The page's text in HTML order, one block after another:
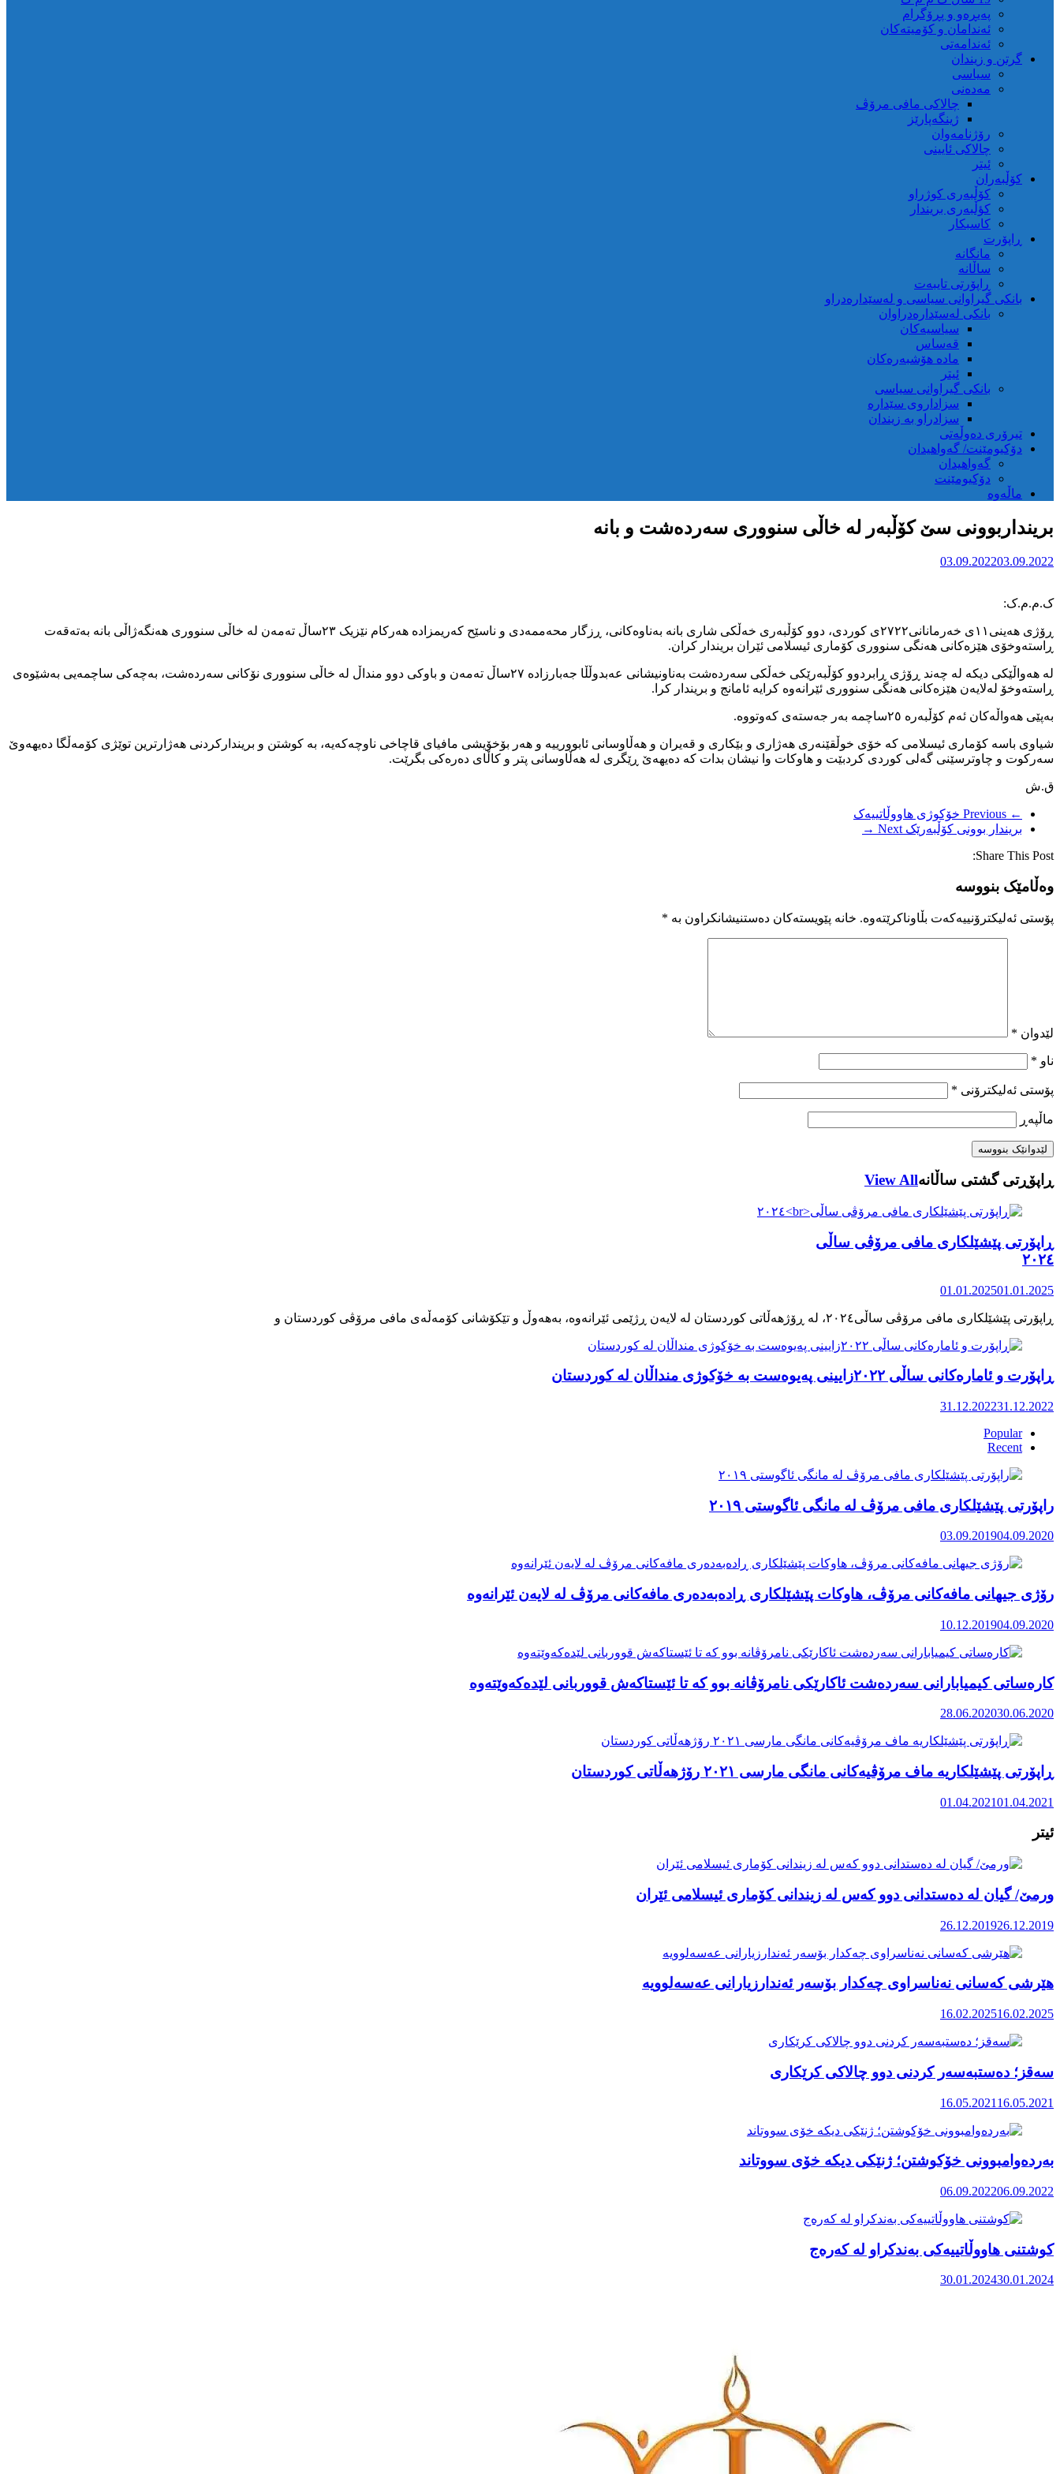
پەیڕەو و پڕۆگرام
ئەندامان و کۆمیتەکان
ئەندامەتی
گرتن و زیندان
سیاسی
مەدەنی
چالاکی مافی مرۆڤ
ژینگەپارێز
رۆژنامەوان
چالاکی ئایینی
ئیتر
کۆڵبەران
کۆڵبەری کوژراو
کؤڵبەری بریندار
کاسبکار
ڕاپۆرت
مانگانە
ساڵانە
ڕاپۆرتی تایبەت
بانکی گیراوانی سیاسی و لەسێدارەدراو
بانکی لەسێدارەدراوان
سیاسیەکان
قەساس
مادە هۆشبەرەکان
ئیتر
بانکی گیراوانی سیاسی
سزاداروی سێدارە
سزادراو بە زیندان
تیرۆری دەوڵەتی
دۆکیومێنت/ گەواهیدان
گەواهیدان
دۆکیومێنت
ماڵەوە
برینداربوونی سێ کۆڵبەر لە خاڵی سنووری سەردەشت و بانە
03.09.202203.09.2022
ک.م.م.ک:
ڕۆژی هەینی١١ی خەرمانانی٢٧٢٢ی کوردی، دوو کۆڵبەری خەڵکی شاری بانە بەناوەکانی، ڕزگار محەممەدی و ناسێح کەریمزادە هەرکام نێزیک ٢٣ساڵ تەمەن لە خاڵی سنووری هەنگەژاڵی بانە بەتەقەت
ڕاستەوخۆی هێزەکانی هەنگی سنووری کۆماری ئیسلامی ئێران بریندار کران.
لە هەواڵێکی دیکە لە چەند ڕۆژی ڕابردوو کۆڵبەرێکی خەڵکی سەردەشت بەناونیشانی عەبدوڵڵا جەبارزادە ٢٧ساڵ تەمەن و باوکی دوو منداڵ لە خاڵی سنووری نۆکانی سەردەشت، بەچەکی ساچمەیی بەشێوەی
ڕاستەوخۆ لەلایەن هێزەکانی هەنگی سنووری ئێرانەوە کرایە ئامانج و بریندار کرا.
بەپێی هەواڵەکان ئەم کۆڵبەرە ٢٥ساچمە بەر جەستەی کەوتووە.
شیاوی باسە کۆماری ئیسلامی کە خۆی خوڵقێنەری هەژاری و بێکاری و قەیران و هەڵاوسانی ئابوورییە و هەر بۆخۆیشی مافیای قاچاخی ناوچەکەیە، بە کوشتن و بریندارکردنی هەژارترین توێژی کۆمەڵگا دەیهەوێ
سەرکوت و چاوترسێنی گەلی کوردی کردبێت و هاوکات وا نیشان بدات کە دەیهەێ ڕێگری لە هەڵاوسانی پتر و کاڵای دەرەکی بگرێت.
ق.ش
← Previous
خۆکوژی هاووڵاتییەک
بریندار بوونی کۆڵبەرێک Next →
Share This Post:
وەڵامێک بنووسە
پۆستی ئەلیکترۆنییەکەت بڵاوناکرێتەوە. خانە پێویستەکان دەستنیشانکراون بە *
لێدوان *
ناو *
پۆستی ئەلیکترۆنی *
ماڵپه‌ڕ
ڕاپۆڕتی گشتی ساڵانهView All
ڕاپۆرتی پێشێلکاری مافی مرۆڤی ساڵی
٢٠٢٤
01.01.202501.01.2025
ڕاپۆرت و ئامارەکانی ساڵی ٢٠٢٢زایینی پەیوەست بە خۆکوژی منداڵان لە کوردستان
31.12.202231.12.2022
Popular
Recent
راپۆرتی پێشێلكاری مافی مرۆڤ له‌ مانگی ئاگوستی ٢٠١٩
03.09.201904.09.2020
رۆژی جیهانی مافەکانی مرۆڤ، هاوکات پێشێلکاری ڕادەبەدەری مافەکانی مرۆڤ لە لایەن ئێرانەوە
10.12.201904.09.2020
کارەساتی کیمیابارانی سەردەشت ئاکارێکی نامرۆڤانە بوو کە تا ئێستاکەش قووربانی لێدەکەوێتەوە
28.06.202030.06.2020
ڕاپۆرتی پێشێلکاریە ماف مرۆڤیەکانی مانگی مارسی ٢٠٢١ رۆژهەڵاتی کوردستان
01.04.202101.04.2021
ئیتر
ورمێ/ گیان لە دەستدانی دوو کەس لە زیندانی کۆماری ئیسلامی ئێران
26.12.201926.12.2019
هێرشی کەسانی نەناسراوی چەکدار بۆسەر ئەندارزیارانی عەسەلوویە
16.02.202516.02.2025
سەقز؛ دەستبەسەر کردنی دوو چالاکی کرێکاری
16.05.2021 16.05.2021
بەردەوامبوونی خۆکوشتن؛ ژنێکی دیکە خۆی سووتاند
06.09.202206.09.2022
کوشتنی هاووڵاتییەکی بەندکراو له کەرەج
30.01.202430.01.2024